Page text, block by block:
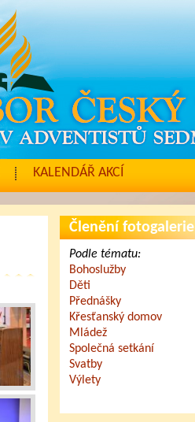
KALENDÁŘ AKCÍ
Členění fotogalerie
Podle tématu:
Bohoslužby
Děti
Přednášky
Křesťanský domov
Mládež
Společná setkání
Svatby
Výlety